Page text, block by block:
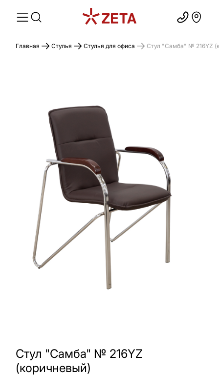
Главная Стулья Стулья для офиса Стул "Самба" № 216YZ
Стул "Самба" № 216YZ
(коричневый)